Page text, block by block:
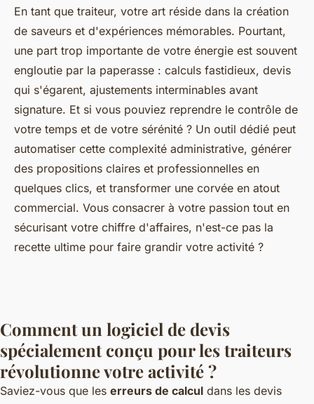
Découvrez le logiciel de devis
qui transforme votre métier de
traiteur
Owen•5 décembre 2025•8 min de lecture
En tant que traiteur, votre art réside dans la création
de saveurs et d'expériences mémorables. Pourtant,
une part trop importante de votre énergie est souvent
engloutie par la paperasse : calculs fastidieux, devis
qui s'égarent, ajustements interminables avant
signature. Et si vous pouviez reprendre le contrôle de
votre temps et de votre sérénité ? Un outil dédié peut
automatiser cette complexité administrative, générer
des propositions claires et professionnelles en
quelques clics, et transformer une corvée en atout
commercial. Vous consacrer à votre passion tout en
sécurisant votre chiffre d'affaires, n'est-ce pas la
recette ultime pour faire grandir votre activité ?
Comment un logiciel de devis
spécialement conçu pour les traiteurs
révolutionne votre activité ?
Saviez-vous que les erreurs de calcul dans les devis